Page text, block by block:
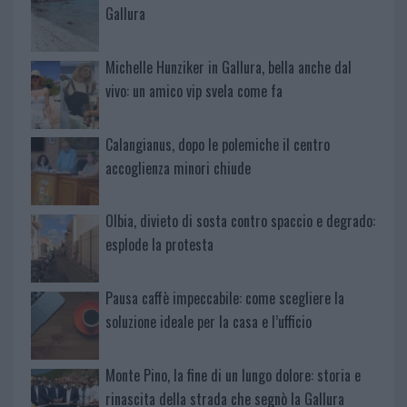
Gallura
Michelle Hunziker in Gallura, bella anche dal
vivo: un amico vip svela come fa
Calangianus, dopo le polemiche il centro
accoglienza minori chiude
Olbia, divieto di sosta contro spaccio e degrado:
esplode la protesta
Pausa caffè impeccabile: come scegliere la
soluzione ideale per la casa e l’ufficio
Monte Pino, la fine di un lungo dolore: storia e
rinascita della strada che segnò la Gallura